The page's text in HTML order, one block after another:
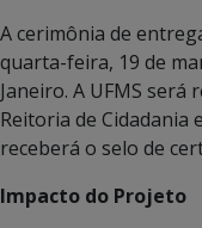
A cerimônia de
quarta-feira, 19 de
Janeiro. A UFMS
Reitoria de Cidadania
receberá o selo de
Impacto do Projeto